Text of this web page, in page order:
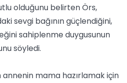
olduğunu belirten Örs,
sevgi bağının güçlendiğini,
sahiplenme duygusunun
söyledi.
mama hazırlamak için